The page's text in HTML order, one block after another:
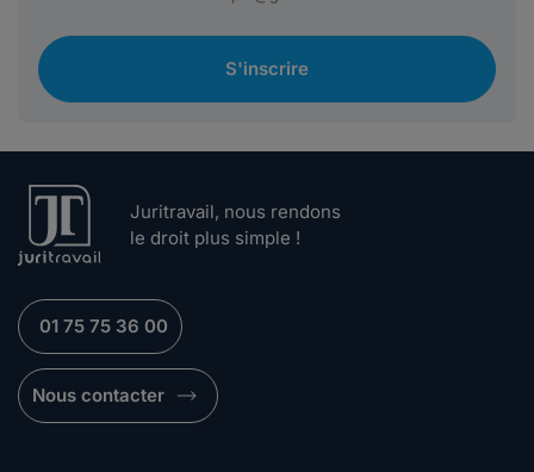
S'inscrire
Juritravail, nous rendons
le droit plus simple !
01 75 75 36 00
Nous contacter